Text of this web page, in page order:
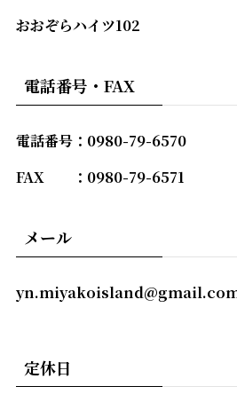
おおぞらハイツ102
電話番号・FAX
電話番号：0980-79-6570
FAX ：0980-79-6571
メール
定休日